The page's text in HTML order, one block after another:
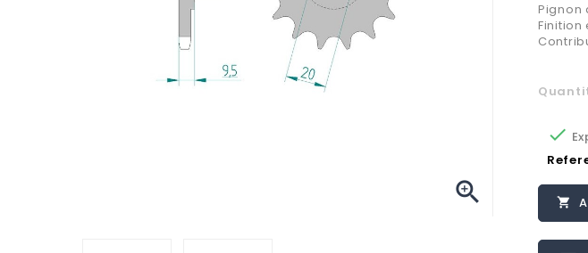

Pignon
Finition

